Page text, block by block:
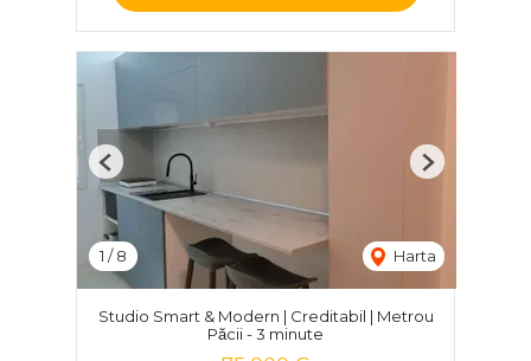
1 /8 Harta
Previous Next
Studio Smart & Modern | Creditabil | Metrou
Păcii - 3 minute